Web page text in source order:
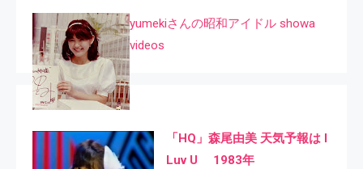
yumekiさんの昭和アイドル showa
videos
「HQ」森尾由美 天気予報は I
Luv U 1983年